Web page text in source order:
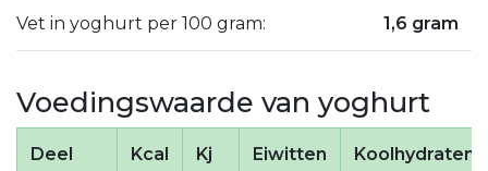
Vet in yoghurt per 100 gram: 1,6 gram
Voedingswaarde van yoghurt
Deel Kcal Kj Eiwitten Koolhydraten